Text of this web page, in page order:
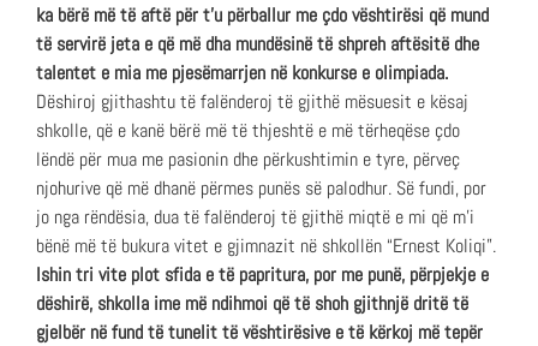
ka bërë më të aftë për t’u përballur me çdo vështirësi që mund
të servirë jeta e që më dha mundësinë të shpreh aftësitë dhe
talentet e mia me pjesëmarrjen në konkurse e olimpiada.
Dëshiroj gjithashtu të falënderoj të gjithë mësuesit e kësaj
shkolle, që e kanë bërë më të thjeshtë e më tërheqëse çdo
lëndë për mua me pasionin dhe përkushtimin e tyre, përveç
njohurive që më dhanë përmes punës së palodhur. Së fundi, por
jo nga rëndësia, dua të falënderoj të gjithë miqtë e mi që m’i
bënë më të bukura vitet e gjimnazit në shkollën “Ernest Koliqi”.
Ishin tri vite plot sfida e të papritura, por me punë, përpjekje e
dëshirë, shkolla ime më ndihmoi që të shoh gjithnjë dritë të
gjelbër në fund të tunelit të vështirësive e të kërkoj më tepër